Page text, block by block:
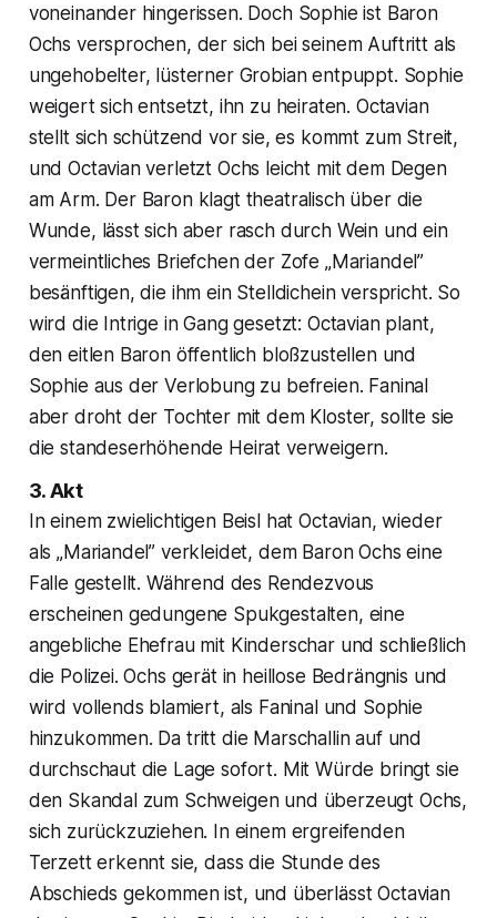
voneinander hingerissen. Doch Sophie ist Baron
Ochs versprochen, der sich bei seinem Auftritt als
ungehobelter, lüsterner Grobian entpuppt. Sophie
weigert sich entsetzt, ihn zu heiraten. Octavian
stellt sich schützend vor sie, es kommt zum Streit,
und Octavian verletzt Ochs leicht mit dem Degen
am Arm. Der Baron klagt theatralisch über die
Wunde, lässt sich aber rasch durch Wein und ein
vermeintliches Briefchen der Zofe „Mariandel”
besänftigen, die ihm ein Stelldichein verspricht. So
wird die Intrige in Gang gesetzt: Octavian plant,
den eitlen Baron öffentlich bloßzustellen und
Sophie aus der Verlobung zu befreien. Faninal
aber droht der Tochter mit dem Kloster, sollte sie
die standeserhöhende Heirat verweigern.
3. Akt
In einem zwielichtigen Beisl hat Octavian, wieder
als „Mariandel” verkleidet, dem Baron Ochs eine
Falle gestellt. Während des Rendezvous
erscheinen gedungene Spukgestalten, eine
angebliche Ehefrau mit Kinderschar und schließlich
die Polizei. Ochs gerät in heillose Bedrängnis und
wird vollends blamiert, als Faninal und Sophie
hinzukommen. Da tritt die Marschallin auf und
durchschaut die Lage sofort. Mit Würde bringt sie
den Skandal zum Schweigen und überzeugt Ochs,
sich zurückzuziehen. In einem ergreifenden
Terzett erkennt sie, dass die Stunde des
Abschieds gekommen ist, und überlässt Octavian